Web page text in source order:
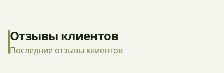
Отзывы клиентов
Последние отзывы клиентов